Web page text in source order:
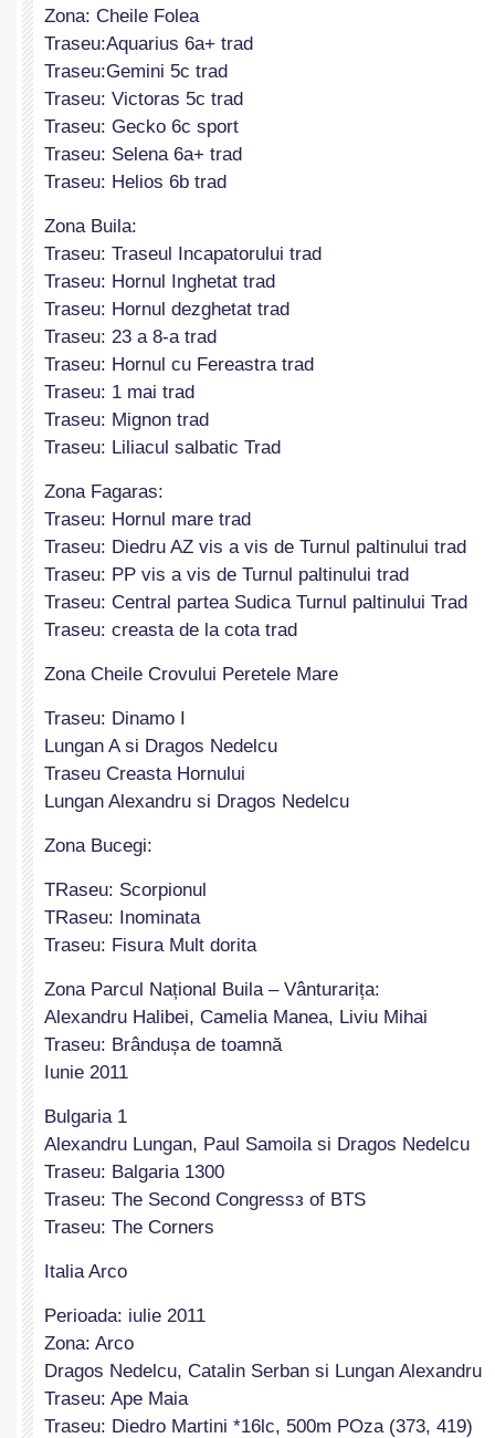
Zona: Cheile Folea
Traseu:Aquarius 6a+ trad
Traseu:Gemini 5c trad
Traseu: Victoras 5c trad
Traseu: Gecko 6c sport
Traseu: Selena 6a+ trad
Traseu: Helios 6b trad
Zona Buila:
Traseu: Traseul Incapatorului trad
Traseu: Hornul Inghetat trad
Traseu: Hornul dezghetat trad
Traseu: 23 a 8-a trad
Traseu: Hornul cu Fereastra trad
Traseu: 1 mai trad
Traseu: Mignon trad
Traseu: Liliacul salbatic Trad
Zona Fagaras:
Traseu: Hornul mare trad
Traseu: Diedru AZ vis a vis de Turnul paltinului trad
Traseu: PP vis a vis de Turnul paltinului trad
Traseu: Central partea Sudica Turnul paltinului Trad
Traseu: creasta de la cota trad
Zona Cheile Crovului Peretele Mare
Traseu: Dinamo I
Lungan A si Dragos Nedelcu
Traseu Creasta Hornului
Lungan Alexandru si Dragos Nedelcu
Zona Bucegi:
TRaseu: Scorpionul
TRaseu: Inominata
Traseu: Fisura Mult dorita
Zona Parcul Național Buila – Vânturarița:
Alexandru Halibei, Camelia Manea, Liviu Mihai
Traseu: Brândușa de toamnă
Iunie 2011
Bulgaria 1
Alexandru Lungan, Paul Samoila si Dragos Nedelcu
Traseu: Balgaria 1300
Traseu: The Second Congressз of BTS
Traseu: The Corners
Italia Arco
Perioada: iulie 2011
Zona: Arco
Dragos Nedelcu, Catalin Serban si Lungan Alexandru
Traseu: Ape Maia
Traseu: Diedro Martini *16lc, 500m POza (373, 419)